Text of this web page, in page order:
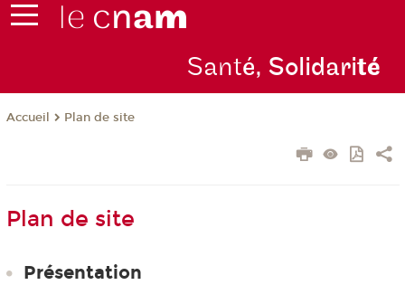
Santé, Solidarité
Accueil Plan de site
Plan de site
Présentation